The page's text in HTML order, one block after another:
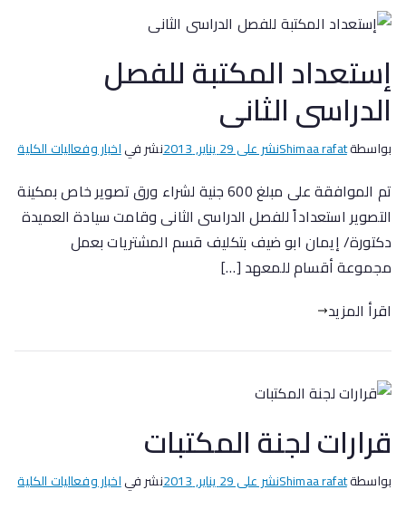
إستعداد المكتبة للفصل
الدراسى الثانى
بواسطةShimaa rafatنشر على29 يناير, 2013 نشر فياخبار وفعاليات الكلية
تم الموافقة على مبلغ 600 جنية لشراء ورق تصوير خاص بمكينة
التصوير استعداداً للفصل الدراسى الثانى وقامت سيادة العميدة
دكتورة/ إيمان ابو ضيف بتكليف قسم المشتريات بعمل
مجموعة أقسام للمعهد […]
اقرأ المزيد
قرارات لجنة المكتبات
بواسطةShimaa rafatنشر على29 يناير, 2013 نشر فياخبار وفعاليات الكلية